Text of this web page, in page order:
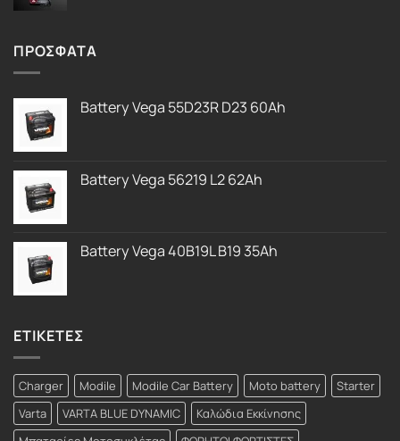
ΠΡΟΣΦΑΤΑ
Battery Vega 55D23R D23 60Ah
Battery Vega 56219 L2 62Ah
Battery Vega 40B19L B19 35Ah
ΕΤΙΚΕΤΕΣ
Charger Modile Modile Car Battery Moto battery
Starter
Varta
VARTA BLUE DYNAMIC
Καλώδια Εκκίνησης